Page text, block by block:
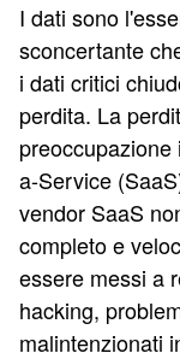
I dati sono
sconcertante
i dati critici
perdita. La
a-Service
vendor SaaS
completo e
essere messi a
hacking,
malintenzionati